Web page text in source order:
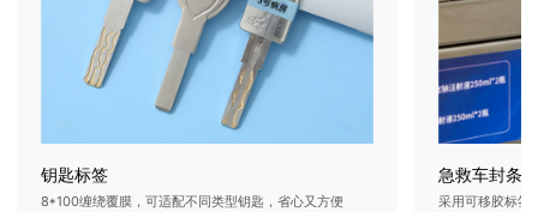
钥匙标签
8*100缠绕覆膜，可适配不同类型钥匙，省心又方便
急救车封条
采用可移胶标签